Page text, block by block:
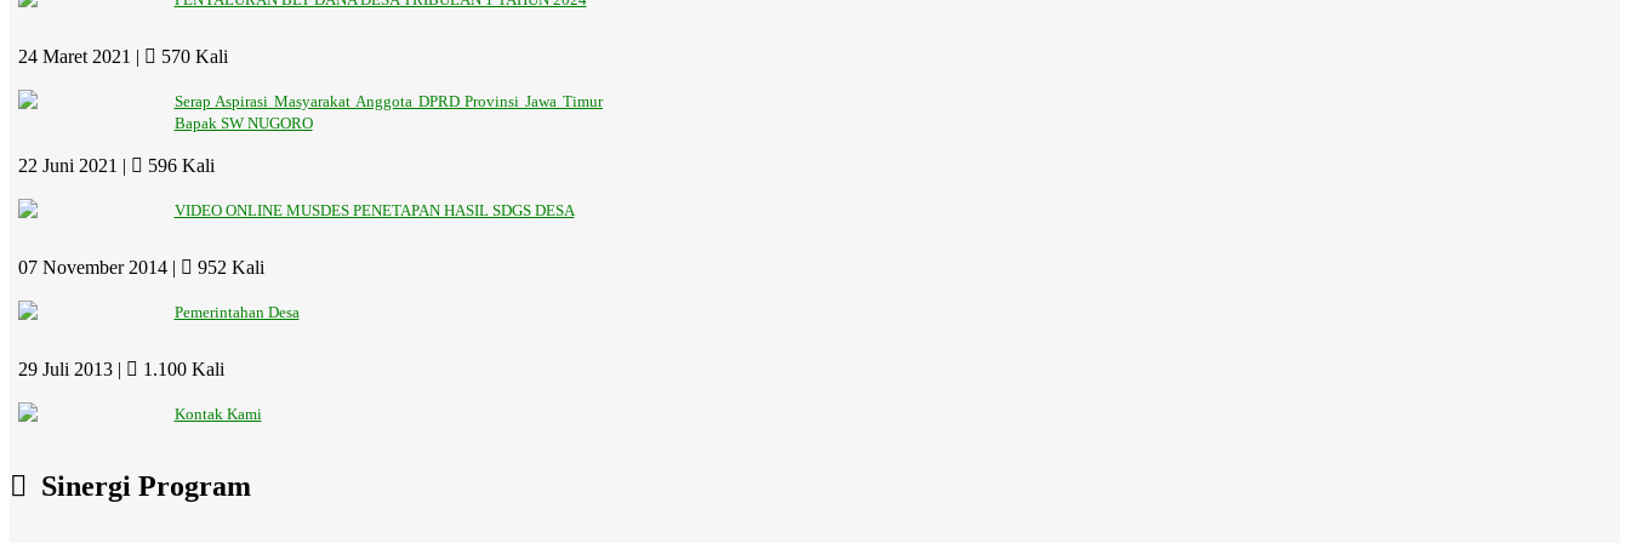
24 Maret 2021 | 570 Kali
Serap Aspirasi Masyarakat Anggota DPRD Provinsi Jawa Timur
Bapak SW NUGORO
22 Juni 2021 | 596 Kali
VIDEO ONLINE MUSDES PENETAPAN HASIL SDGS DESA
07 November 2014 | 952 Kali
Pemerintahan Desa
29 Juli 2013 | 1.100 Kali
Kontak Kami
Sinergi Program